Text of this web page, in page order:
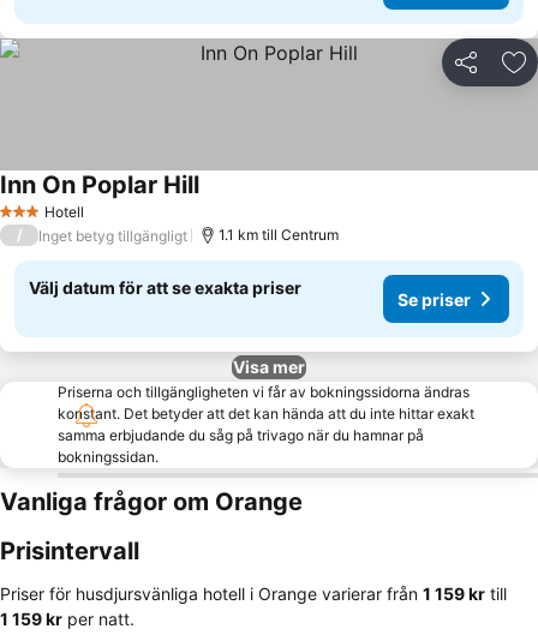
Dela
3 StjärnorHotell
Inn On Poplar Hill
/ Inget betyg tillgängligt 1.1 km till Centrum
Välj datum för att se exakta priser
Se priser
Visa mer
Priserna och tillgängligheten vi får av bokningssidorna ändras
konstant. Det betyder att det kan hända att du inte hittar exakt
samma erbjudande du såg på trivago när du hamnar på
bokningssidan.
Vanliga frågor om Orange
Prisintervall
Priser för husdjursvänliga hotell i Orange varierar från ‎1 159 kr till
‎1 159 kr per natt.